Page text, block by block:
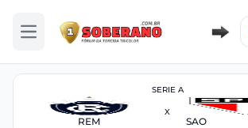
Abrir menu
SERIE A
REM
X
SAO